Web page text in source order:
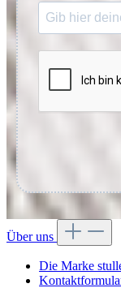
Über uns
Die Marke